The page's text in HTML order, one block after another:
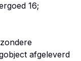
16;
afgeleverd